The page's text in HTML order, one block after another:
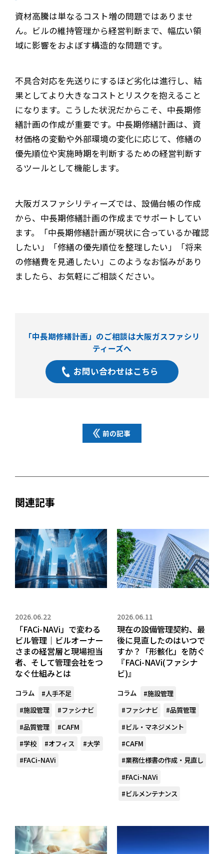
資材高騰は単なるコスト増の問題ではありませ
ん。ビルの維持管理から経営判断まで、幅広い領
域に影響をおよぼす構造的な問題です。
不具合対応を先送りにするほど劣化は進行し、結
果としてより大きなコストとリスクを抱えること
になります。こうした状況だからこそ、中長期修
繕計画の作成が重要です。中長期修繕計画は、資
材価格の変動や外部環境の変化に応じて、修繕の
優先順位や実施時期を判断するための経営判断す
るツールとして機能します。
大阪ガスファシリティーズでは、設備台帳の作成
から、中長期修繕計画の作成までサポートしてい
ます。「中長期修繕計画が現状に合っているか確認
したい」「修繕の優先順位を整理したい」「将来
の修繕費を見通したい」このようなお悩みがあり
ましたら、お気軽にご相談ください。
「中長期修繕計画」のご相談は大阪ガスファシリ
ティーズへ
お問い合わせはこちら
前の記事
関連記事
2026.06.22
「FACi-NAVi」で変わる
ビル管理｜ビルオーナー
さまの経営層と現場担当
者、そして管理会社をつ
なぐ仕組みとは
コラム
#人手不足
#施設管理
#ファシナビ
#品質管理
#CAFM
#学校
#オフィス
#大学
#FACi-NAVi
2026.06.11
現在の設備管理契約、最
後に見直したのはいつで
すか？「形骸化」を防ぐ
『FACi-NAVi(ファシナ
ビ)』
コラム
#施設管理
#ファシナビ
#品質管理
#ビル・マネジメント
#CAFM
#業務仕様書の作成・見直し
#FACi-NAVi
#ビルメンテナンス